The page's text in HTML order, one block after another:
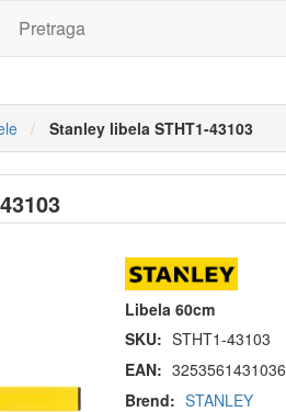
Pretraga
Stanley libela STHT1-43103
Libela 60cm
SKU: STHT1-43103
EAN: 3253561431036
Brend: STANLEY